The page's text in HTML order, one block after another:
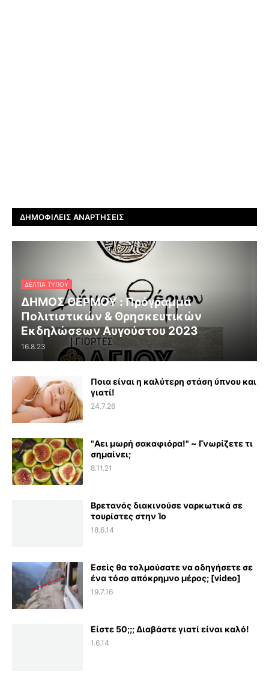
ΔΗΜΟΦΙΛΕΊΣ ΑΝΑΡΤΉΣΕΙΣ
ΔΕΛΤΊΑ ΤΎΠΟΥ
ΔΗΜΟΣ ΘΕΡΜΟΥ : Πρόγραμμα
Πολιτιστικών & Θρησκευτικών
Εκδηλώσεων Αυγούστου 2023
16.8.23
Ποια είναι η καλύτερη στάση ύπνου και
γιατί!
24.7.26
"Αει μωρή σακαφιόρα!" ~ Γνωρίζετε τι
σημαίνει;
8.11.21
Βρετανός διακινούσε ναρκωτικά σε
τουρίστες στην Ίο
18.6.14
Εσείς θα τολμούσατε να οδηγήσετε σε
ένα τόσο απόκρημνο μέρος; [video]
19.7.16
Είστε 50;;; Διαβάστε γιατί είναι καλό!
1.6.14